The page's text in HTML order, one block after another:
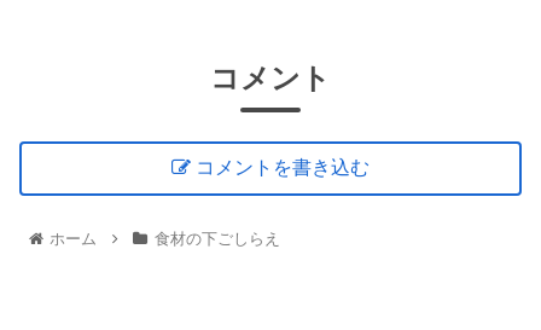
コメント
コメントを書き込む
ホーム 食材の下ごしらえ